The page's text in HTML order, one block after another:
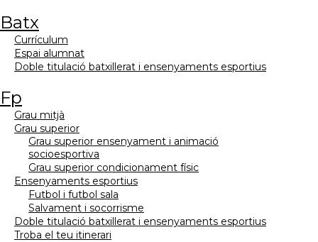
batx
currículum
espai alumnat
doble titulació batxillerat i ensenyaments esportius
fp
grau mitjà
grau superior
grau superior ensenyament i animació
socioesportiva
grau superior condicionament físic
ensenyaments esportius
futbol i futbol sala
salvament i socorrisme
doble titulació batxillerat i ensenyaments esportius
troba el teu itinerari